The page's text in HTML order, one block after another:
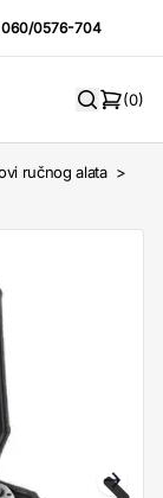
060/0576-704
(0)
ručnog alata >